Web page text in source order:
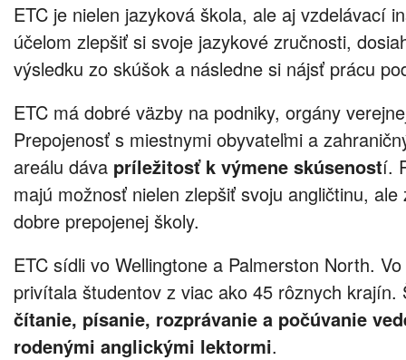
ETC je nielen jazyková škola, ale aj vzdelávací
účelom zlepšiť si svoje jazykové zručnosti,
výsledku zo skúšok a následne si nájsť prácu
ETC má dobré väzby na podniky, orgány
Prepojenosť s miestnymi obyvateľmi a
areálu dáva príležitosť k výmene skúseností.
majú možnosť nielen zlepšiť svoju angličtinu,
dobre prepojenej školy.
ETC sídli vo Wellingtone a Palmerston North.
privítala študentov z viac ako 45 rôznych krajín.
čítanie, písanie, rozprávanie a počúvanie
rodenými anglickými lektormi.